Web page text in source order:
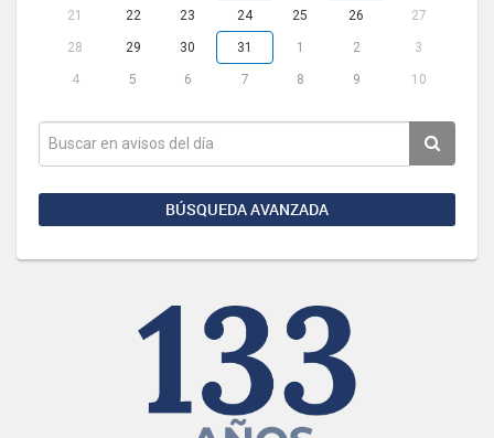
21 22 23 24 25 26 27
28 29 30 31 1 2 3
4 5 6 7 8 9 10
BÚSQUEDA AVANZADA